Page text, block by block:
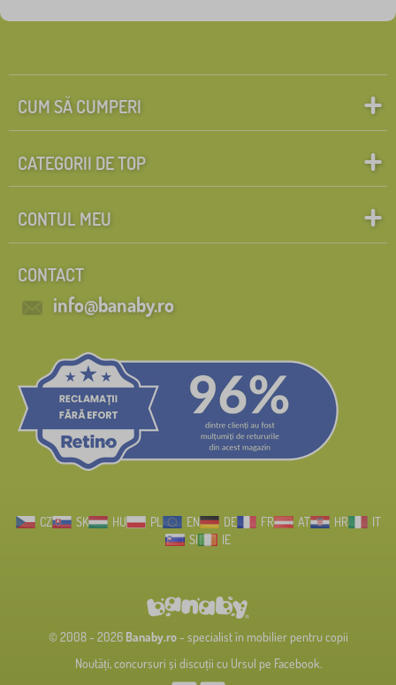
CUM SĂ CUMPERI
CATEGORII DE TOP
CONTUL MEU
CONTACT
info@banaby.ro
CZ SK HU PL EN DE FR AT HR
IT
SI
IE
© 2008 - 2026 Banaby.ro- specialist în mobilier pentru copii
Noutăți, concursuri și discuții cu Ursul pe Facebook.